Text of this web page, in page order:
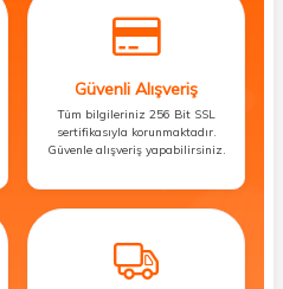
Güvenli Alışveriş
Tüm bilgileriniz 256 Bit SSL
sertifikasıyla korunmaktadır.
Güvenle alışveriş yapabilirsiniz.